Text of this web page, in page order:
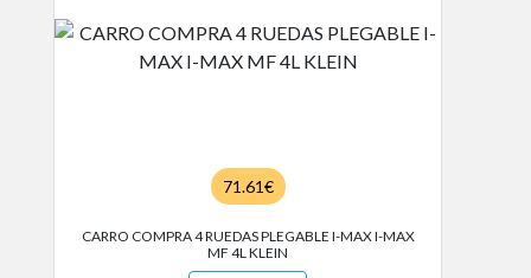
71.61€
CARRO COMPRA 4 RUEDAS PLEGABLE I-MAX I-MAX
MF 4L KLEIN